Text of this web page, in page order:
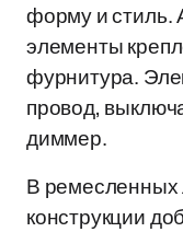
форму и стиль.
элементы
фурнитура.
провод,
диммер.
В
конструкции